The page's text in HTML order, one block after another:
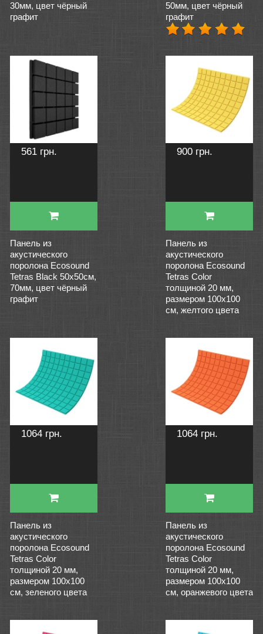
30мм, цвет чёрный
графит
50мм, цвет чёрный
графит
561 грн.
Панель из
акустического
поролона Ecosound
Tetras Black 50x50см,
70мм, цвет чёрный
графит
900 грн.
Панель из
акустического
поролона Ecosound
Tetras Color
толщиной 20 мм,
размером 100х100
см, желтого цвета
1064 грн.
Панель из
акустического
поролона Ecosound
Tetras Color
толщиной 20 мм,
размером 100х100
см, зеленого цвета
1064 грн.
Панель из
акустического
поролона Ecosound
Tetras Color
толщиной 20 мм,
размером 100х100
см, оранжевого цвета